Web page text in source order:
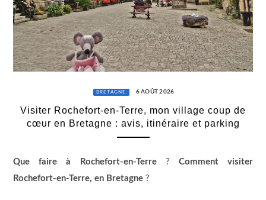
BRETAGNE 6 AOÛT 2026
Visiter Rochefort-en-Terre, mon village coup de
cœur en Bretagne : avis, itinéraire et parking
Que faire à Rochefort-en-Terre? Comment visiter
Rochefort-en-Terre, en Bretagne?